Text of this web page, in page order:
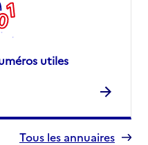
utiles
Tous les annuaires